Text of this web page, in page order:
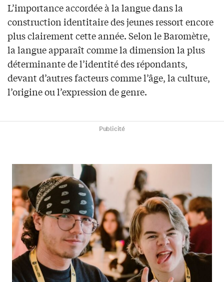
L’importance accordée à la langue dans la
construction identitaire des jeunes ressort encore
plus clairement cette année. Selon le Baromètre,
la langue apparaît comme la dimension la plus
déterminante de l’identité des répondants,
devant d’autres facteurs comme l’âge, la culture,
l’origine ou l’expression de genre.
Publicité